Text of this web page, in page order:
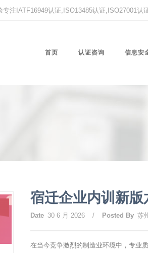
专注IATF16949认证,ISO13485认证,ISO27001
首页 认证咨询 信息安
宿迁企业内训新
Date 30 6 月 2026 / Posted By 苏
在当今竞争激烈的制造业环境中，专业